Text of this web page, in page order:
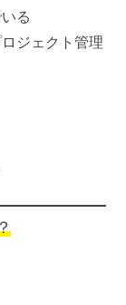
る
ジェクト管理